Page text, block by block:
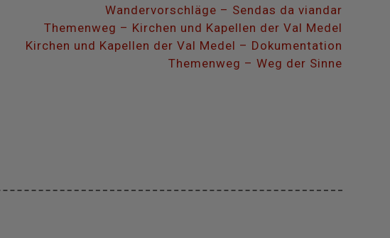
Wandervorschläge – Sendas da viandar
Themenweg – Kirchen und Kapellen der Val Medel
Kirchen und Kapellen der Val Medel – Dokumentation
Themenweg – Weg der Sinne